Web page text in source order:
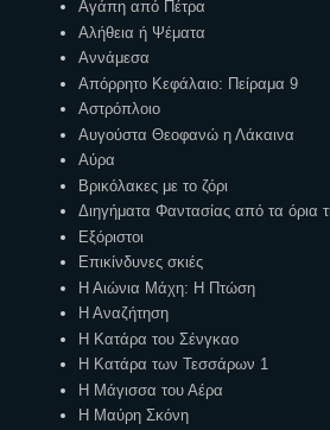
Αγάπη από Πέτρα
Αλήθεια ή Ψέματα
Αννάμεσα
Απόρρητο Κεφάλαιο: Πείραμα 9
Αστρόπλοιο
Αυγούστα Θεοφανώ η Λάκαινα
Αύρα
Βρικόλακες με το ζόρι
Διηγήματα Φαντασίας από τα όρια
Εξόριστοι
Επικίνδυνες σκιές
Η Αιώνια Μάχη: Η Πτώση
Η Αναζήτηση
Η Κατάρα του Σένγκαο
Η Κατάρα των Τεσσάρων 1
Η Μάγισσα του Αέρα
Η Μαύρη Σκόνη